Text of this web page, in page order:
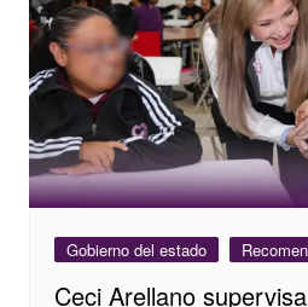
Gobierno del estado
Ceci Arellano